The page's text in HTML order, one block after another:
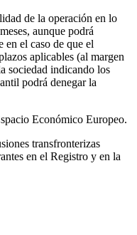
de la operación en lo
aunque podrá
en el caso de que el
aplicables (al margen
sociedad indicando los
podrá denegar la
Económico Europeo.
transfronterizas
en el Registro y en la